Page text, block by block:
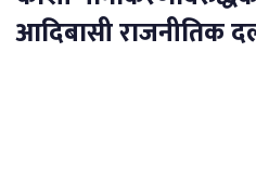
आदिबासी राजनीतिक